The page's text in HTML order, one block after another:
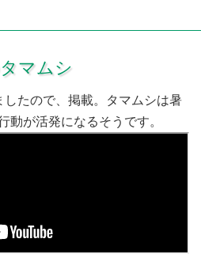
マムシ
たので、掲載。タマムシは暑
動が活発になるそうです。